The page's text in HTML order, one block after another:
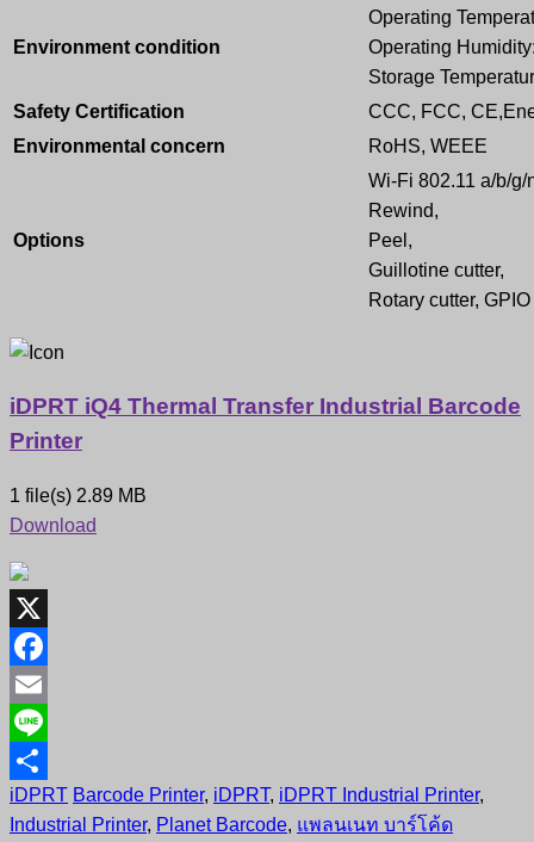
Environment condition
Operating
Operating
Storage
Safety Certification
CCC, FCC,
Environmental concern
RoHS, WEEE
Options
Wi-Fi 802.11 a/b/g/
Rewind,
Peel,
Guillotine cutter,
Rotary cutter, GPIO
iDPRT iQ4 Thermal Transfer Industrial Barcode
Printer
1 file(s) 2.89 MB
Download
X
Facebook
Email
Line
Share
iDPRT Barcode Printer, iDPRT, iDPRT Industrial Printer,
Industrial Printer, Planet Barcode, แพลนเนท บาร์โค้ด